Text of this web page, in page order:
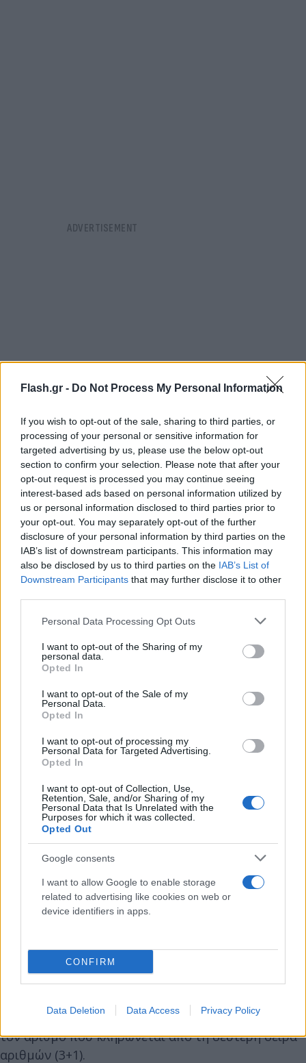
Flash.gr - Do Not Process My Personal Information
If you wish to opt-out of the sale, sharing to third parties, or
processing of your personal or sensitive information for
targeted advertising by us, please use the below opt-out
section to confirm your selection. Please note that after your
opt-out request is processed you may continue seeing
interest-based ads based on personal information utilized by
us or personal information disclosed to third parties prior to
your opt-out. You may separately opt-out of the further
disclosure of your personal information by third parties on the
IAB’s list of downstream participants. This information may
also be disclosed by us to third parties on the IAB’s List of
Downstream Participants that may further disclose it to other
Please note that this website/app uses one or more Google
not limited to your visit or usage behaviour. You may click to
grant or deny consent to Google and its third-party tags to
use your data for below specified purposes in below Google
consent section.
Personal Data Processing Opt Outs
I want to opt-out of the Sharing of my
personal data.
Opted In
I want to opt-out of the Sale of my
Personal Data.
Opted In
I want to opt-out of processing my
Personal Data for Targeted Advertising.
Opted In
I want to opt-out of Collection, Use,
Retention, Sale, and/or Sharing of my
Personal Data that Is Unrelated with the
Purposes for which it was collected.
Opted Out
Google consents
I want to allow Google to enable storage
related to advertising like cookies on web or
device identifiers in apps.
CONFIRM
Data Deletion Data Access Privacy Policy
Κάθε συμμετέχουσα στήλη που περιλαμβάνει 5+1
αριθμούς και φέρει επιτυχία, κατατάσσεται σε μία
μόνο κατηγορία ανάλογα με τις σωστές προβλέψεις
που περιλαμβάνει.
Στην πρώτη κατηγορία (Ι) κατατάσσονται οι στήλες
με επιτυχία που περιλαμβάνουν όλους τους
αριθμούς και από τις δύο σειρές αριθμών που
κληρώνονται (5+1).
Στη δεύτερη κατηγορία (II) κατατάσσονται οι στήλες
με επιτυχία που περιλαμβάνουν και τους πέντε (5)
αριθμούς που κληρώνονται από την πρώτη σειρά
αριθμών (5άρι).
Στην τρίτη κατηγορία (III) κατατάσσονται οι στήλες
με επιτυχία που περιλαμβάνουν τέσσερις (4) από
τους πέντε (5) αριθμούς που κληρώνονται από την
πρώτη σειρά αριθμών και τον αριθμό που
κληρώνεται από τη δεύτερη σειρά αριθμών (4+1).
Στην τέταρτη κατηγορία (IV) κατατάσσονται οι
στήλες με επιτυχία που περιλαμβάνουν τέσσερις
(4) από τους πέντε (5) αριθμούς που κληρώνονται
από τη πρώτη σειρά αριθμών (4άρι).
Στην πέμπτη κατηγορία (V) κατατάσσονται οι
στήλες με επιτυχία που περιλαμβάνουν τρεις (3)
κληρώνονται από την πρώτη σειρά αριθμών και
τον αριθμό που κληρώνεται από τη δεύτερη σειρά
αριθμών (3+1).